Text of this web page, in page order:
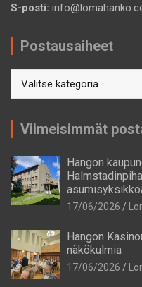
S-posti:
Postausaiheet
Viimeisimmät
Hangon
17/06/2026
Hangon
näkökulmia
17/06/2026